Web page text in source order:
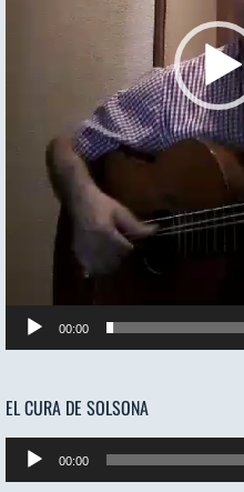
00:00
EL CURA DE SOLSONA
Reproductor
de
00:00